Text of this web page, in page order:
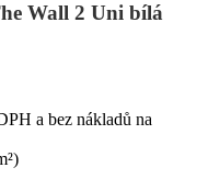
Wall 2 Uni bílá
a bez nákladů na
)